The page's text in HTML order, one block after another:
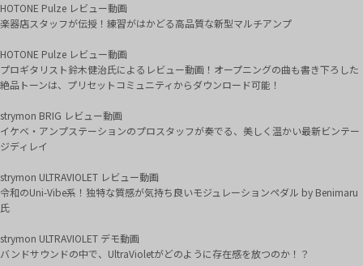
HOTONE Pulze レビュー動画
楽器店スタッフが伝授！練習がはかどる高品質な新型マルチアンプ
HOTONE Pulze レビュー動画
プロギタリスト鈴木健治氏によるレビュー動画！オープニングの曲も書き下ろした
絶品トーンは、プリセットコミュニティからダウンロード可能！
strymon BRIG レビュー動画
イケベ・アンプステーションのプロスタッフが奏でる、美しく温かい最新ビンテー
ジディレイ
strymon ULTRAVIOLET レビュー動画
令和のUni-Vibe系！独特な質感が気持ち良いモジュレーションペダル by Benimaru
氏
strymon ULTRAVIOLET デモ動画
バンドサウンドの中で、UltraVioletがどのように存在感を放つのか！？